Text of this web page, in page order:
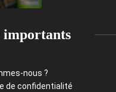
importants
nous ?
de confidentialité